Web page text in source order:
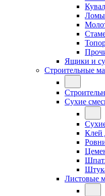
Ломы
Ящики и
Строительные
Сухие
Клей
Листовые